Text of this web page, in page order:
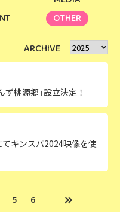
OTHER
ARCHIVE
桃源郷」設立決定！
てキンスパ2024映像を使
5 6 »